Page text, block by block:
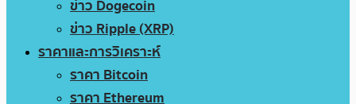
ข่าว Dogecoin
ข่าว Ripple (XRP)
ราคาและการวิเคราะห์
ราคา Bitcoin
ราคา Ethereum